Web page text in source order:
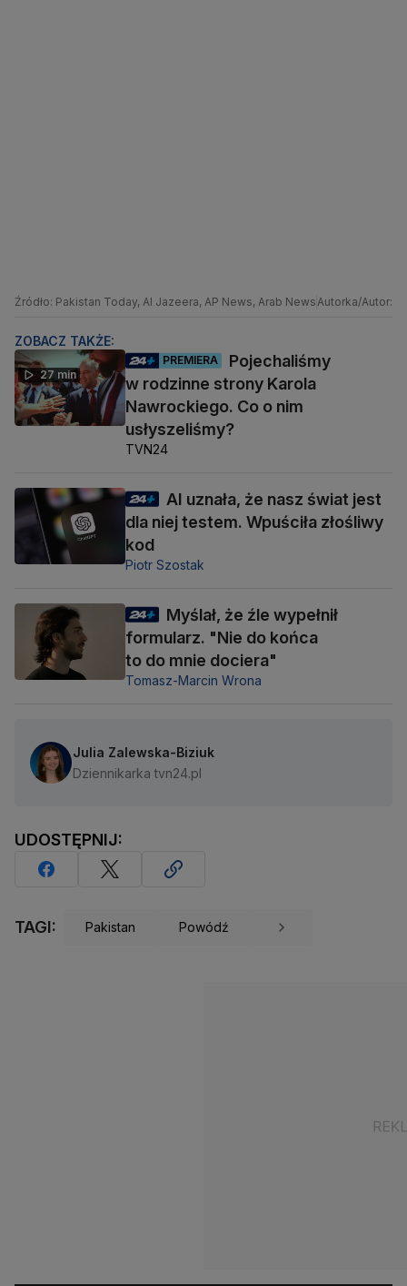
Źródło: Pakistan Today, Al Jazeera, AP News, Arab News Autorka/Autor:
ZOBACZ TAKŻE:
27 min
PREMIERA
Pojechaliśmy
w rodzinne strony Karola
Nawrockiego. Co o nim
usłyszeliśmy?
TVN24
AI uznała, że nasz świat jest
dla niej testem. Wpuściła złośliwy
kod
Piotr Szostak
Myślał, że źle wypełnił
formularz. "Nie do końca
to do mnie dociera"
Tomasz-Marcin Wrona
Julia Zalewska-Biziuk
Dziennikarka tvn24.pl
UDOSTĘPNIJ:
TAGI: Pakistan Powódź